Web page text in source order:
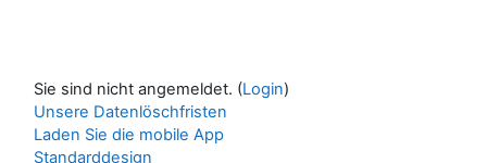
Sie sind nicht angemeldet. (Login)
Unsere Datenlöschfristen
Laden Sie die mobile App
Standarddesign